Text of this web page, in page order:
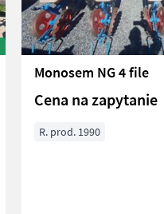
Monosem NG 4 file
Cena na zapytanie
R. prod. 1990